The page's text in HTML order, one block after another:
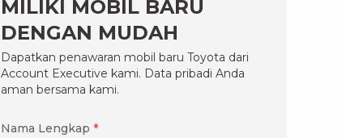
MILIKI MOBIL BARU
DENGAN MUDAH
Dapatkan penawaran mobil baru Toyota dari
Account Executive kami. Data pribadi Anda
aman bersama kami.
Nama Lengkap *